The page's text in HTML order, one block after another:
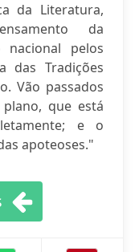
da Literatura,
da
nacional pelos
das Tradições
Vão passados
que está
e o
apoteoses."